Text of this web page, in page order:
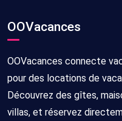
OOVacances
OOVacances connecte
pour des locations de
Découvrez des gîtes,
villas, et réservez